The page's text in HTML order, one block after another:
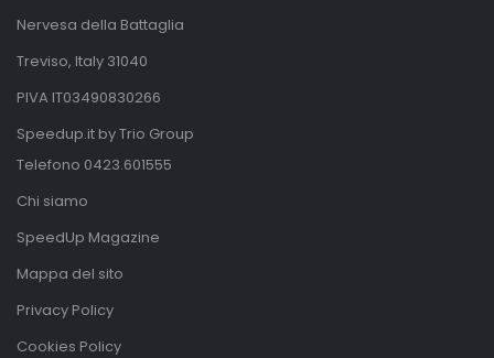
Nervesa della Battaglia
Treviso, Italy 31040
PIVA IT03490830266
Speedup.it by Trio Group
Telefono 0423.601555
Chi siamo
SpeedUp Magazine
Mappa del sito
Privacy Policy
Cookies Policy